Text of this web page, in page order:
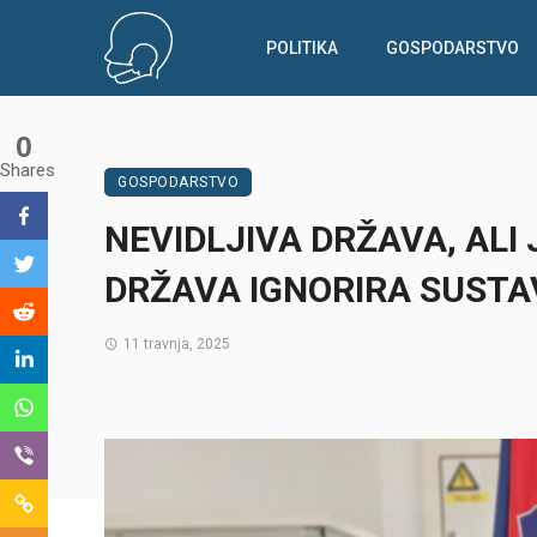
POLITIKA GOSPODARSTVO
GOSPODARSTVO
NEVIDLJIVA DRŽAVA, ALI
DRŽAVA IGNORIRA
11 travnja, 2025
0
Shares